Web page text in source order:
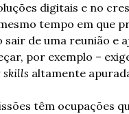
digitais e no
tempo em que
sair de uma reunião e
por exemplo –
skills altamente
têm ocupações